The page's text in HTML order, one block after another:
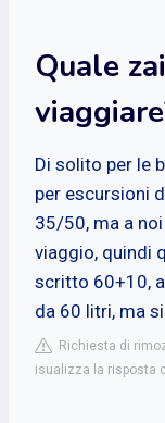
Quale
Di solito per le
per escursioni
35/50, ma a
viaggio, quindi
scritto 60+10,
da 60 litri, ma
Richiesta di
isualizza la risposta